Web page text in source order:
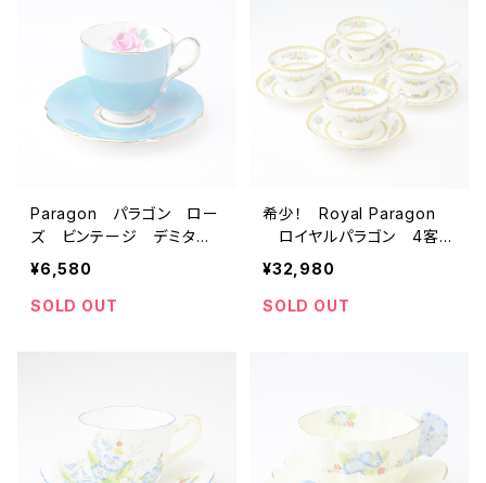
Paragon パラゴン ロー
ズ ビンテージ デミタス
カップ＆ソーサー 【イギリ
ス】 アンティーク コーヒ
ーカップ ティーカップ
¥6,580
SOLD OUT
希少！ Royal Paragon
ロイヤルパラゴン 4客
組 アンティークカップ＆ソ
ーサー 【イギリス】 ビン
テージ ティーカップ
¥32,980
SOLD OUT